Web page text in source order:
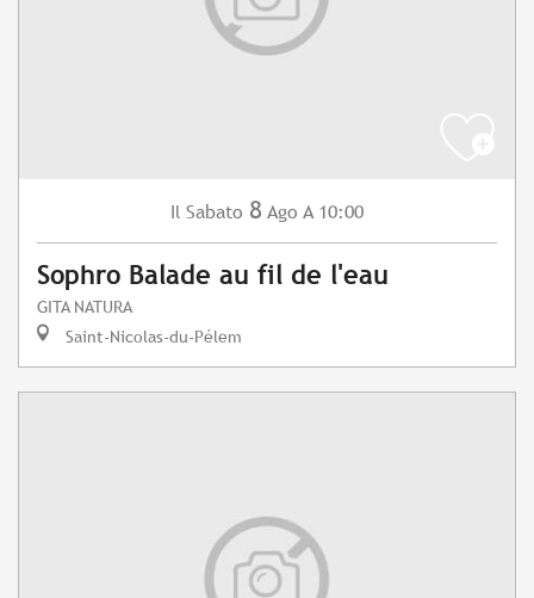
Il Sabato 8 Ago A 10:00
Sophro Balade au fil de l'eau
GITA NATURA
Saint-Nicolas-du-Pélem